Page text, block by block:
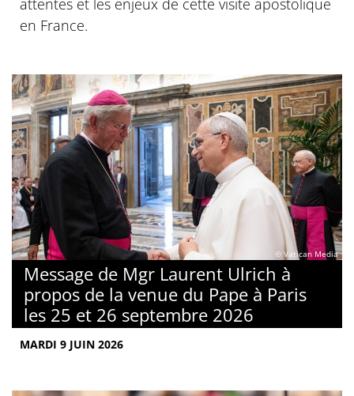
attentes et les enjeux de cette visite apostolique
en France.
© Vatican Media
Message de Mgr Laurent Ulrich à
propos de la venue du Pape à Paris
les 25 et 26 septembre 2026
MARDI 9 JUIN 2026